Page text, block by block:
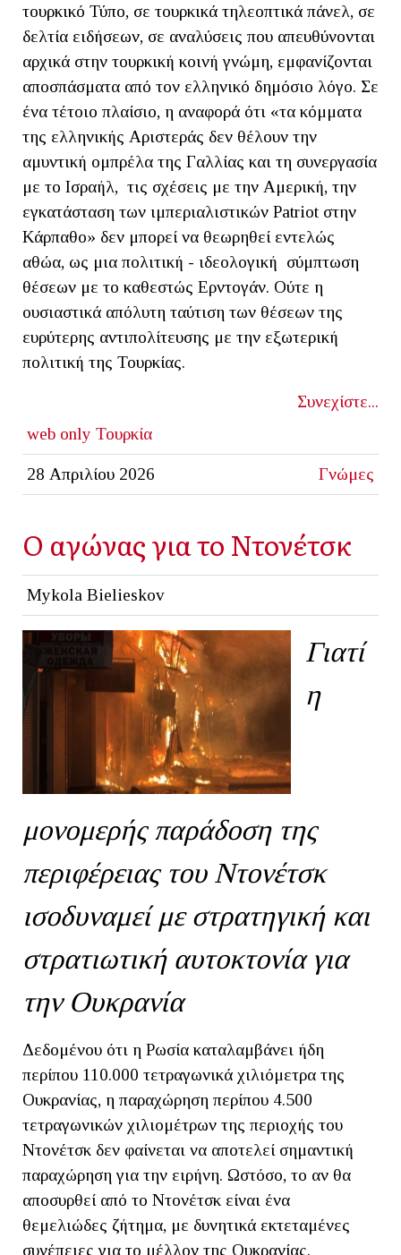
τουρκικό Τύπο, σε τουρκικά τηλεοπτικά πάνελ, σε
δελτία ειδήσεων, σε αναλύσεις που απευθύνονται
αρχικά στην τουρκική κοινή γνώμη, εμφανίζονται
αποσπάσματα από τον ελληνικό δημόσιο λόγο. Σε
ένα τέτοιο πλαίσιο, η αναφορά ότι «τα κόμματα
της ελληνικής Αριστεράς δεν θέλουν την
αμυντική ομπρέλα της Γαλλίας και τη συνεργασία
με το Ισραήλ, τις σχέσεις με την Αμερική, την
εγκατάσταση των ιμπεριαλιστικών Patriot στην
Κάρπαθο» δεν μπορεί να θεωρηθεί εντελώς
αθώα, ως μια πολιτική - ιδεολογική σύμπτωση
θέσεων με το καθεστώς Ερντογάν. Ούτε η
ουσιαστικά απόλυτη ταύτιση των θέσεων της
ευρύτερης αντιπολίτευσης με την εξωτερική
πολιτική της Τουρκίας.
Συνεχίστε...
web only Τουρκία
28 Απριλίου 2026 Γνώμες
Ο αγώνας για το Ντονέτσκ
Mykola Bielieskov
Γιατί
η
μονομερής παράδοση της
περιφέρειας του Ντονέτσκ
ισοδυναμεί με στρατηγική και
στρατιωτική αυτοκτονία για
την Ουκρανία
Δεδομένου ότι η Ρωσία καταλαμβάνει ήδη
περίπου 110.000 τετραγωνικά χιλιόμετρα της
Ουκρανίας, η παραχώρηση περίπου 4.500
τετραγωνικών χιλιομέτρων της περιοχής του
Ντονέτσκ δεν φαίνεται να αποτελεί σημαντική
παραχώρηση για την ειρήνη. Ωστόσο, το αν θα
αποσυρθεί από το Ντονέτσκ είναι ένα
θεμελιώδες ζήτημα, με δυνητικά εκτεταμένες
συνέπειες για το μέλλον της Ουκρανίας.